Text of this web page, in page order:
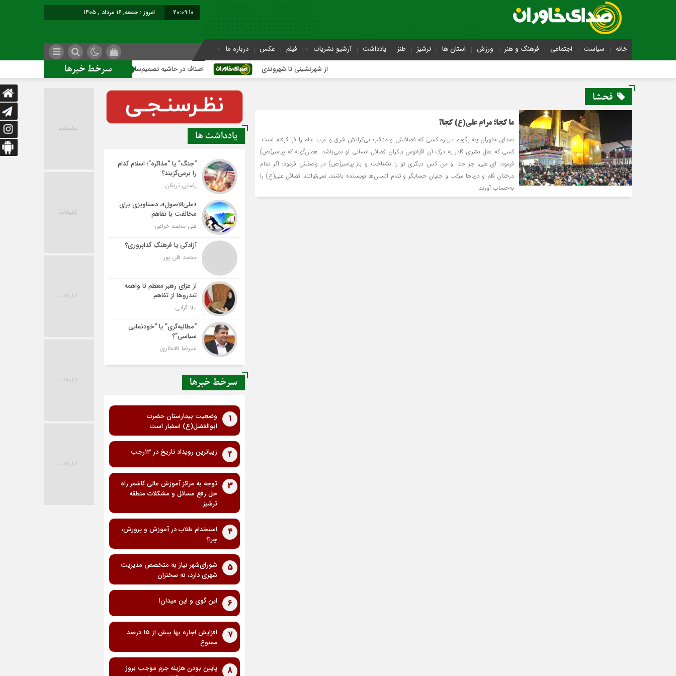
20:09:11 امروز : جمعه, ۱۶ مرداد , ۱۴۰۵
خانه سیاست اجتماعی فرهنگ و هنر ورزش استان ها ترشیز طنز یادداشت آرشیو نشریات فیلم عکس درباره ما
سرخط خبرها از شهرنشینی تا شهروندی اصناف در حاشیه تصمیم‌سازی؛ شهر بدون بازار به کجا می‌رسد؟
فحشا
ما کجا؛ مرام علی(ع) کجا؟
صدای خاوران-چه بگویم درباره کسی که فضائلش و مناقب بی‌کرانش شرق و غرب عالم را فرا گرفته است.
کسی که عقل بشری قادر به درک آن اقیانوس بی‏کران فضائل انسانی او نمی‌باشد. همان‌گونه که پیامبر(ص)
فرمود: ای علی، جز خدا و من کس دیگری تو را نشناخت و باز پیامبر(ص) در وصفش فرمود: اگر تمام
درختان قلم و دریاها مرکب و جنیان حسابگر و تمام انسان‌ها نویسنده باشند، نمی‌توانند فضائل علی(ع) را
به‌حساب آورند.
یادداشت ها
“جنگ” یا “مذاکره”؛ اسلام کدام
را برمی‌گزیند؟
رضایی تربقان
«علی‌الاصول»، دستاویزی برای
مخالفت با تفاهم
علی محمد خزاعی
آزادگی یا فرهنگِ گداپروری؟
محمد قلی پور
از عزای رهبر معظم تا واهمه
تندروها از تفاهم
لیلا قرایی
“مطالبه‌گری” یا “خودنمایی
سیاسی”؟
علیرضا افتخاری
سرخط خبرها
1
وضعیت بیمارستان حضرت
ابوالفضل(ع) اسفبار است
2 زیباترین رویداد تاریخ در ۱۳رجب
3
توجه به مراکز آموزش عالی کاشمر راهِ
حل رفع مسائل و مشکلات منطقه
ترشیز
4
استخدام طلاب در آموزش و پرورش،
چرا؟
5
شورای‌شهر نیاز به متخصص مدیریت
شهری دارد، نه سخنران
6 این گوی و این میدان!
7
افزایش اجاره بها بیش از 15 درصد
ممنوع
8
پایین بودن هزینه جرم موجب بروز